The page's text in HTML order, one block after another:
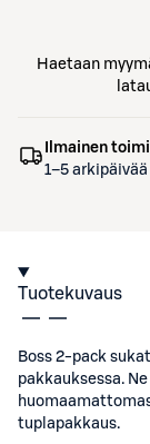
Haetaan
Ilmainen
1–5 arkipäivää
Tuotekuvaus
Boss 2-pack
pakkauksessa.
tuplapakkaus.